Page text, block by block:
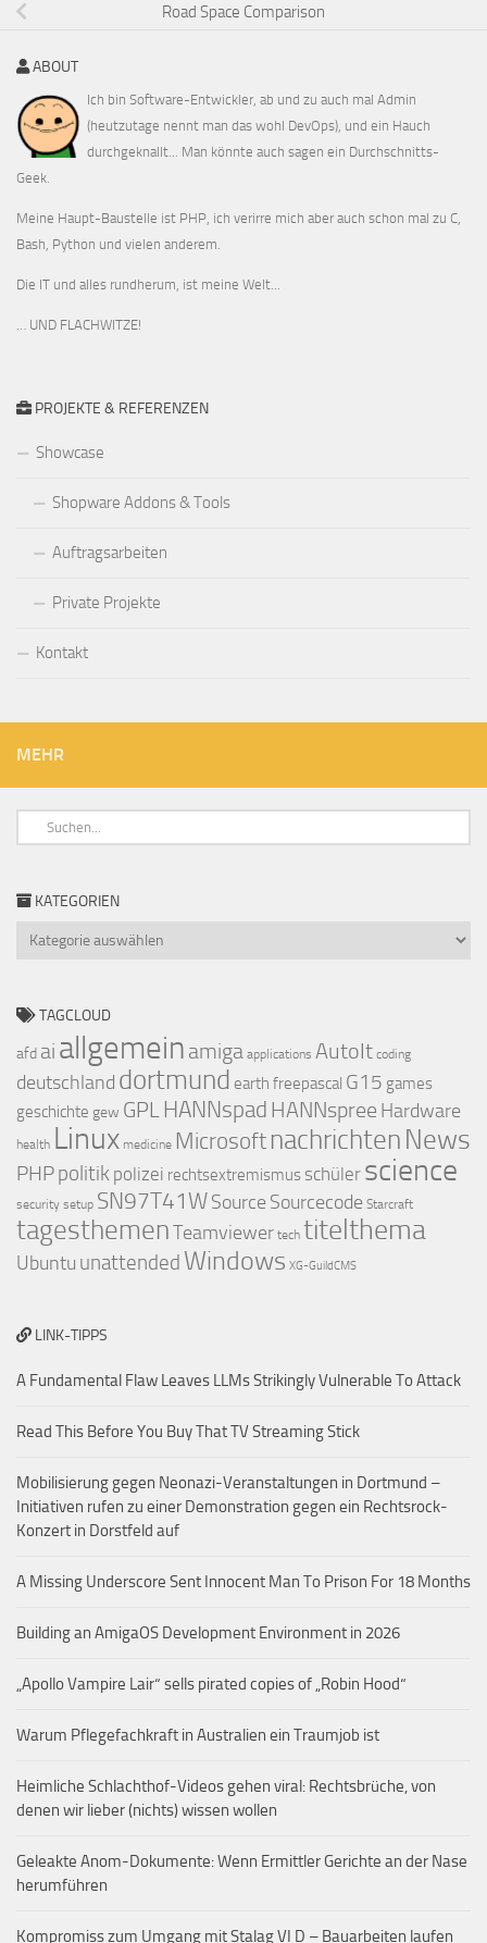
Road Space Comparison
ABOUT
Ich bin Software-Entwickler, ab und zu auch mal Admin
(heutzutage nennt man das wohl DevOps), und ein Hauch
durchgeknallt... Man könnte auch sagen ein Durchschnitts-
Geek.
Meine Haupt-Baustelle ist PHP, ich verirre mich aber auch schon mal zu C,
Bash, Python und vielen anderem.
Die IT und alles rundherum, ist meine Welt...
… UND FLACHWITZE!
PROJEKTE & REFERENZEN
Showcase
Shopware Addons & Tools
Auftragsarbeiten
Private Projekte
Kontakt
MEHR
KATEGORIEN
TAGCLOUD
afd ai allgemein amiga applications AutoIt coding
deutschland dortmund earth freepascal G15 games
geschichte gew GPL HANNspad HANNspree Hardware
health Linux medicine Microsoft nachrichten News
PHPpolitik polizei rechtsextremismus schüler science
security setup SN97T41WSource Sourcecode Starcraft
tagesthemenTeamviewer tech titelthema
Ubuntu unattended Windows XG-GuildCMS
LINK-TIPPS
A Fundamental Flaw Leaves LLMs Strikingly Vulnerable To Attack
Read This Before You Buy That TV Streaming Stick
Mobilisierung gegen Neonazi-Veranstaltungen in Dortmund –
Initiativen rufen zu einer Demonstration gegen ein Rechtsrock-
Konzert in Dorstfeld auf
A Missing Underscore Sent Innocent Man To Prison For 18 Months
Building an AmigaOS Development Environment in 2026
„Apollo Vampire Lair“ sells pirated copies of „Robin Hood“
Warum Pflegefachkraft in Australien ein Traumjob ist
Heimliche Schlachthof-Videos gehen viral: Rechtsbrüche, von
denen wir lieber (nichts) wissen wollen
Geleakte Anom-Dokumente: Wenn Ermittler Gerichte an der Nase
herumführen
Kompromiss zum Umgang mit Stalag VI D – Bauarbeiten laufen